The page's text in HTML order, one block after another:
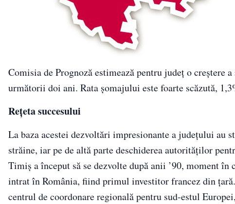
Comisia de Prognoză estimează pentru județ o
următorii doi ani. Rata şomajului este foarte scăzută,
Rețeta succesului
La baza acestei dezvoltări impresionante a județului
străine, iar pe de altă parte deschiderea autorităților
Timiș a început să se dezvolte după anii ’90, moment
intrat în România, fiind primul investitor francez din
centrul de coordonare regională pentru sud-estul